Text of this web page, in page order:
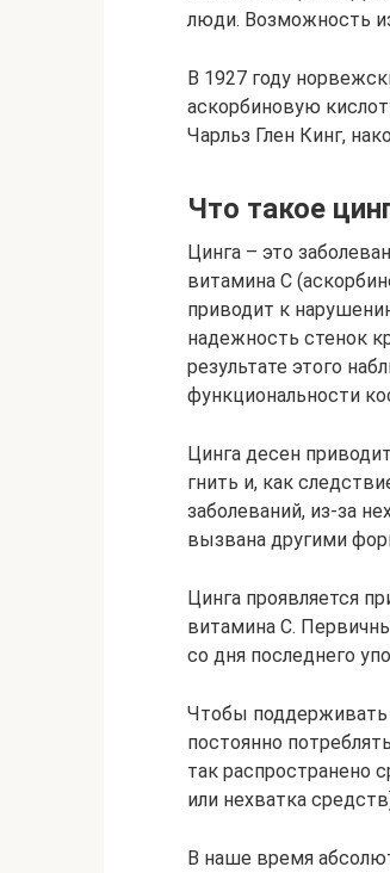
люди. Возможность
В 1927 году
аскорбиновую
Чарльз Глен Кинг,
Что такое
Цинга – это
витамина С
приводит к
надежность стенок
результате этого
функциональности
Цинга десен
гнить и, как
заболеваний, из-за
вызвана другими
Цинга проявляется
витамина С.
со дня последнего
Чтобы поддерживать
постоянно
так распространено
или нехватка
В наше время